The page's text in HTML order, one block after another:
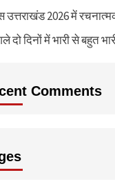
उत्तराखंड 2026 में
दो दिनों में भारी से बहुत
Comments